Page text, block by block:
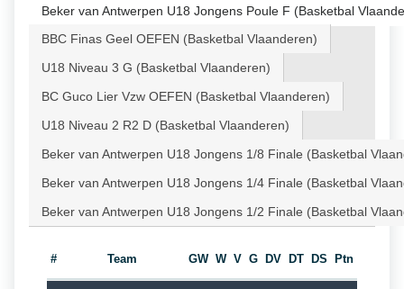
Beker van Antwerpen U18 Jongens Poule F (Basketbal
BBC Finas Geel OEFEN (Basketbal Vlaanderen)
U18 Niveau 3 G (Basketbal Vlaanderen)
BC Guco Lier Vzw OEFEN (Basketbal Vlaanderen)
U18 Niveau 2 R2 D (Basketbal Vlaanderen)
Beker van Antwerpen U18 Jongens 1/8 Finale (Basketbal
Beker van Antwerpen U18 Jongens 1/4 Finale (Basketbal
Beker van Antwerpen U18 Jongens 1/2 Finale (Basketbal
# Team GW W V G DV DT DS Ptn